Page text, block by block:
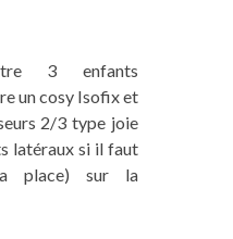
3 enfants
un cosy Isofix et
2/3 type joie
latéraux si il faut
place) sur la